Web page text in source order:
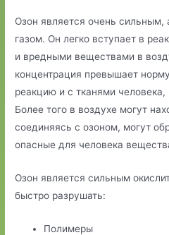
Озон является очень
газом. Он легко вступает в
и вредными веществами в
концентрация превышает
реакцию и с тканями
Более того в воздухе могут
соединяясь с озоном, могут
опасные для человека
Озон является сильным
быстро разрушать:
Полимеры